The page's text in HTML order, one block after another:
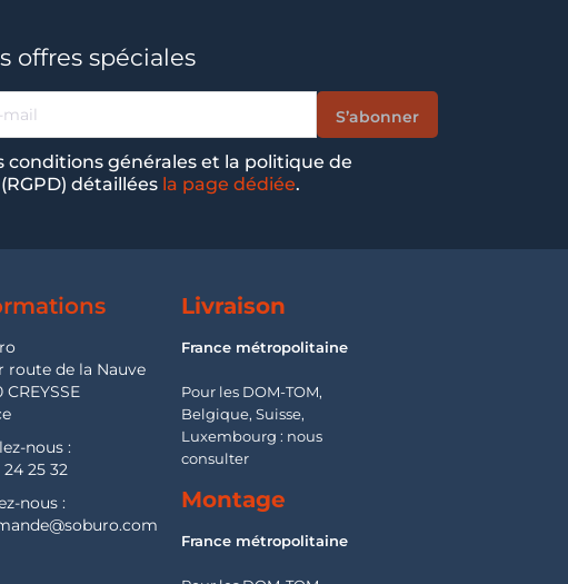
offres spéciales
conditions générales et la politique de
détaillées la page dédiée.
route de la Nauve
CREYSSE
nous :
24 25 32
nous :
Livraison
France métropolitaine
Pour les DOM-TOM,
Belgique, Suisse,
Luxembourg : nous
consulter
Montage
France métropolitaine